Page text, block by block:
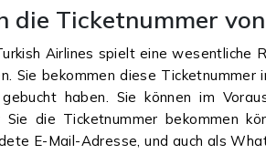
die Ticketnummer
Airlines spielt eine wesentliche
Sie bekommen diese
haben. Sie können im
die Ticketnummer bekommen
E-Mail-Adresse, und auch als